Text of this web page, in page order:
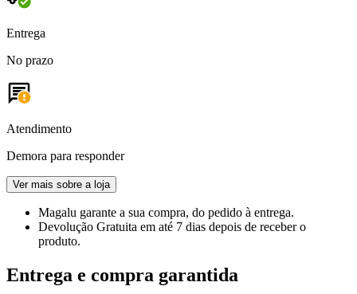
Entrega
No prazo
Atendimento
Demora para responder
Ver mais sobre a loja
Magalu garante a sua compra, do pedido à entrega.
Devolução Gratuita em até 7 dias depois de receber o
produto.
Entrega e compra garantida